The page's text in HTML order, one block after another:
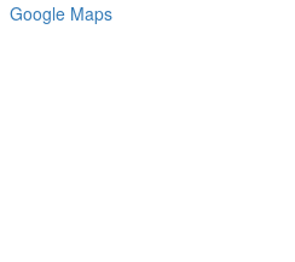
Google Maps